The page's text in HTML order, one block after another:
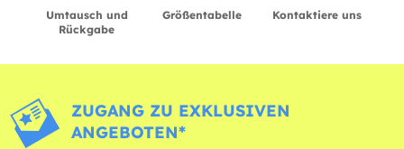
Umtausch und
Rückgabe
Größentabelle Kontaktiere uns
ZUGANG ZU EXKLUSIVEN
ANGEBOTEN*